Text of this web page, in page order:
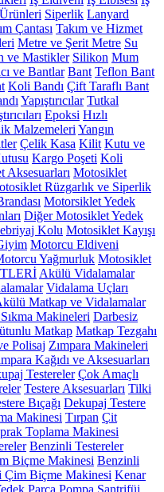
Siperlik Lanyard
Çantası Takım ve Hizmet
Metre ve Şerit Metre Su
ve Mastikler Silikon Mum
ve Bantlar Bant Teflon Bant
Koli Bandı Çift Taraflı Bant
Yapıştırıcılar Tutkal
Epoksi Hızlı
Malzemeleri Yangın
Çelik Kasa Kilit Kutu ve
Kargo Poşeti Koli
Aksesuarları Motosiklet
Rüzgarlık ve Siperlik
Motorsiklet Yedek
Diğer Motosiklet Yedek
Kolu Motosiklet Kayışı
Motorcu Eldiveni
Yağmurluk Motosiklet
Akülü Vidalamalar
Vidalama Uçları
Matkap ve Vidalamalar
Makineleri Darbesiz
Matkap Matkap Tezgahı
Polisaj Zımpara Makineleri
Kağıdı ve Aksesuarları
Testereler Çok Amaçlı
Testere Aksesuarları Tilki
Bıçağı Dekupaj Testere
Makinesi Tırpan Çit
Toplama Makinesi
Benzinli Testereler
Biçme Makinesi Benzinli
Biçme Makinesi Kenar
Parça Pompa Santrifüj